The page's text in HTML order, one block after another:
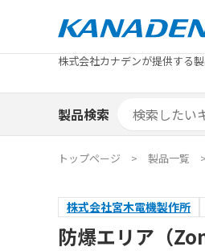
カテゴリから探す
エリア別おすすめ製品
カタログ・技術資料
補助金検索システム
トピックス
製品検索
株式会社カナデンが提供する
カテゴリから探す
エリア別おすすめ製品
補助金検索システム
トピックス
製品検索
トップページ 製品一覧
株式会社宮木電機製作所
防爆エリア（